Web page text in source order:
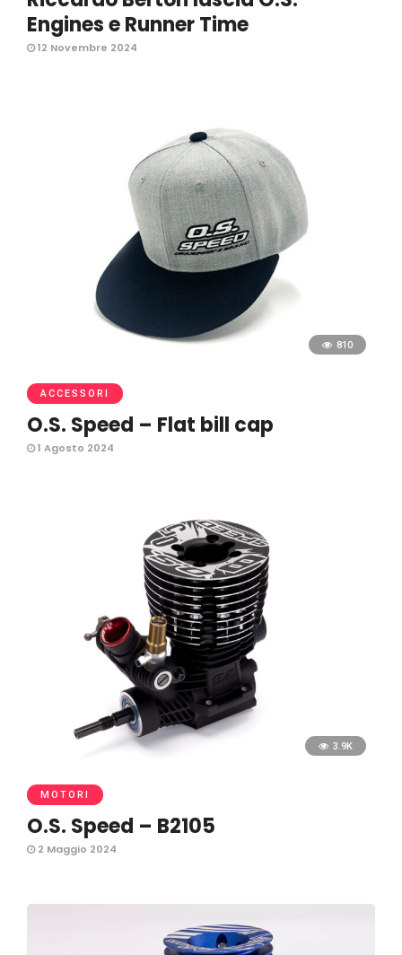
Engines e Runner Time
12 Novembre 2024
810
ACCESSORI
O.S. Speed – Flat bill cap
1 Agosto 2024
3.9K
MOTORI
O.S. Speed – B2105
2 Maggio 2024